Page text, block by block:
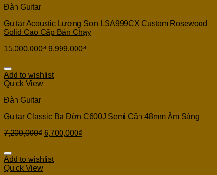
Đàn Guitar
Guitar Acoustic Lương Sơn LSA999CX Custom Rosewood
Solid Cao Cấp Bán Chạy
15,000,000₫ 9,999,000₫
Add to wishlist
Quick View
Đàn Guitar
Guitar Classic Ba Đờn C600J Semi Cần 48mm Âm Sáng
7,200,000₫ 6,700,000₫
Add to wishlist
Quick View